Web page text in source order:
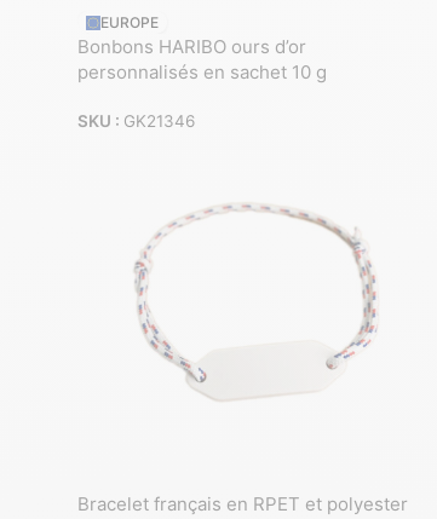
EUROPE
Bonbons HARIBO ours d’or
personnalisés en sachet 10 g
SKU : GK21346
Bracelet français en RPET et polyester